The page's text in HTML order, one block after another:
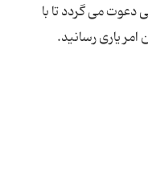
دعوت می گردد تا با